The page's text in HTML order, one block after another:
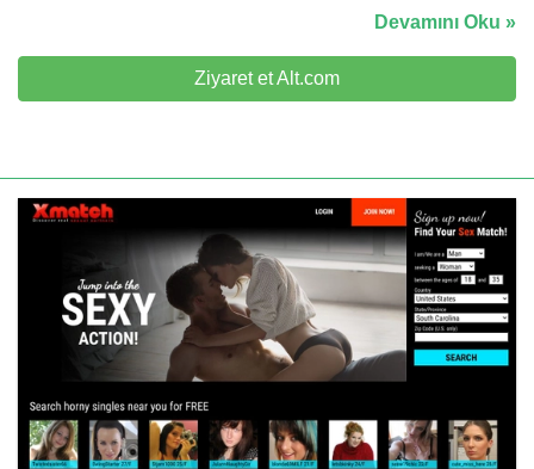
Devamını Oku »
Ziyaret et Alt.com